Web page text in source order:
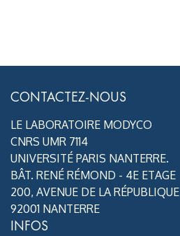
CONTACTEZ-NOUS
LE LABORATOIRE MODYCO
CNRS UMR 7114
UNIVERSITÉ PARIS NANTERRE.
BÂT. RENÉ RÉMOND - 4E ETAGE
200, AVENUE DE LA RÉPUBLIQUE
92001 NANTERRE
INFOS